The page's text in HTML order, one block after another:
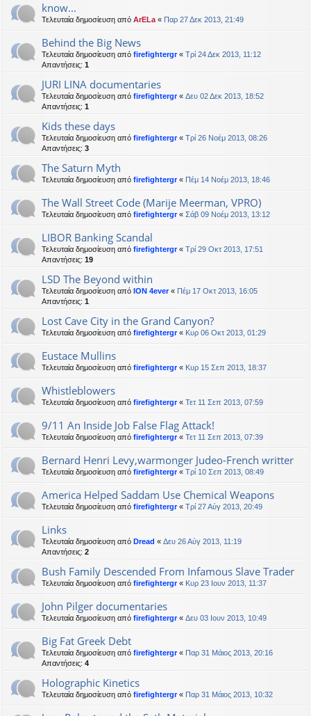
know...
Τελευταία δημοσίευση από ArELa « Παρ 27 Δεκ 2013, 21:49
Behind the Big News
Τελευταία δημοσίευση από firefightergr« Τρί 24 Δεκ 2013, 11:12
Απαντήσεις: 1
JURI LINA documentaries
Τελευταία δημοσίευση από firefightergr« Δευ 02 Δεκ 2013, 18:52
Απαντήσεις: 1
Kids these days
Τελευταία δημοσίευση από firefightergr« Τρί 26 Νοέμ 2013, 08:26
Απαντήσεις: 3
The Saturn Myth
Τελευταία δημοσίευση από firefightergr« Πέμ 14 Νοέμ 2013, 18:46
The Wall Street Code (Marije Meerman, VPRO)
Τελευταία δημοσίευση από firefightergr« Σάβ 09 Νοέμ 2013, 13:12
LIBOR Banking Scandal
Τελευταία δημοσίευση από firefightergr« Τρί 29 Οκτ 2013, 17:51
Απαντήσεις: 19
LSD The Beyond within
Τελευταία δημοσίευση από ION 4ever« Πέμ 17 Οκτ 2013, 16:05
Απαντήσεις: 1
Lost Cave City in the Grand Canyon?
Τελευταία δημοσίευση από firefightergr« Κυρ 06 Οκτ 2013, 01:29
Eustace Mullins
Τελευταία δημοσίευση από firefightergr« Κυρ 15 Σεπ 2013, 18:37
Whistleblowers
Τελευταία δημοσίευση από firefightergr« Τετ 11 Σεπ 2013, 07:59
9/11 An Inside Job False Flag Attack!
Τελευταία δημοσίευση από firefightergr« Τετ 11 Σεπ 2013, 07:39
Bernard Henri Levy,warmonger Judeo-French writter
Τελευταία δημοσίευση από firefightergr« Τρί 10 Σεπ 2013, 08:49
America Helped Saddam Use Chemical Weapons
Τελευταία δημοσίευση από firefightergr« Τρί 27 Αύγ 2013, 20:49
Links
Τελευταία δημοσίευση από Dread « Δευ 26 Αύγ 2013, 11:19
Απαντήσεις: 2
Bush Family Descended From Infamous Slave Trader
Τελευταία δημοσίευση από firefightergr« Κυρ 23 Ιουν 2013, 11:37
John Pilger documentaries
Τελευταία δημοσίευση από firefightergr« Δευ 03 Ιουν 2013, 10:49
Big Fat Greek Debt
Τελευταία δημοσίευση από firefightergr« Παρ 31 Μάιος 2013, 20:16
Απαντήσεις: 4
Holographic Kinetics
Τελευταία δημοσίευση από firefightergr« Παρ 31 Μάιος 2013, 10:32